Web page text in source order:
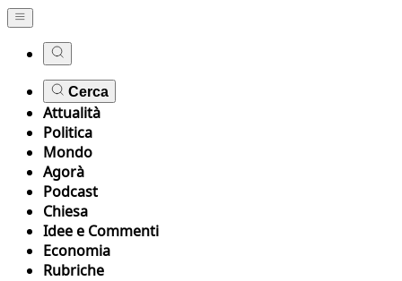
Cerca
Attualità
Politica
Mondo
Agorà
Podcast
Chiesa
Idee e Commenti
Economia
Rubriche